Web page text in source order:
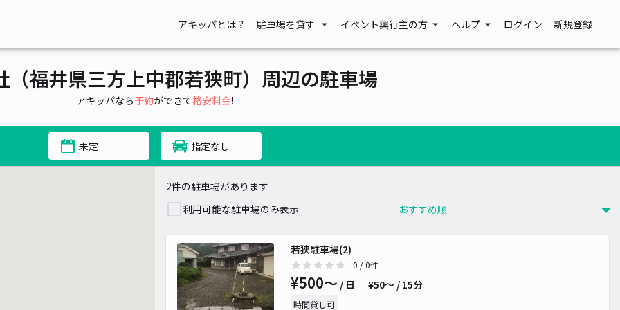
アキッパとは？ 駐車場を貸す イベント興行主の方 ヘルプ ログイン 新規登録
（福井県三方上中郡若狭町）周辺の駐車場
アキッパなら予約ができて格安料金!
未定 指定なし
2件の駐車場があります
利用可能な駐車場のみ表示
若狭駐車場(2)
0 / 0件
¥500〜 / 日 ¥50〜 / 15分
時間貸し可